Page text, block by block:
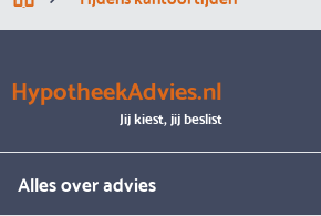
HypotheekAdvies.nl
Jij kiest, jij beslist
Alles over advies